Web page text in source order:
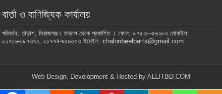
বার্তা ও বাণিজ্যিক কার্যালয়
পরিবর্তন, তাড়াশ, সিরাজগঞ্জ। তাড়াশ থেকে প্রকাশিত । ফোন: ০৭৫২৮-৫৬২৮৩ মোবাইল:
০১৭১৬-১৮৭৩৯২, ০১৭৭৪-৯৫৯৩৫৩ ইমেইল: chalonbeelbarta@gmail.com
Web Design, Development & Hosted by ALLITBD.COM